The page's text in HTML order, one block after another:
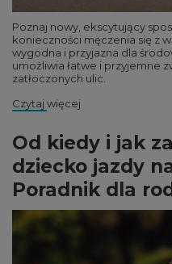
Poznaj nowy, ekscytujący
konieczności męczenia się z
wygodna i przyjazna dla
umożliwia łatwe i przyjemne
zatłoczonych ulic.
Czytaj więcej
Od kiedy i jak
dziecko jazdy
Poradnik dla